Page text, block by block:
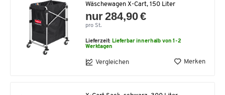
Wäschewagen X-Cart, 150 Liter
nur 284,90 €
pro St.
Lieferzeit: Lieferbar innerhalb von 1-2
Werktagen
Vergleichen Merken